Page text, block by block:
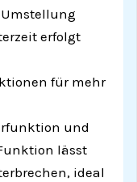
erfolgt
für mehr
und
lässt
ideal